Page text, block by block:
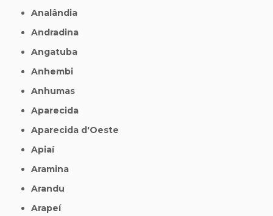
Analândia
Andradina
Angatuba
Anhembi
Anhumas
Aparecida
Aparecida d'Oeste
Apiaí
Aramina
Arandu
Arapeí